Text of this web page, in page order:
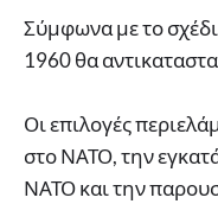
Σύμφωνα με το
1960 θα
Οι επιλογές
στο ΝΑΤΟ, την
ΝΑΤΟ και την